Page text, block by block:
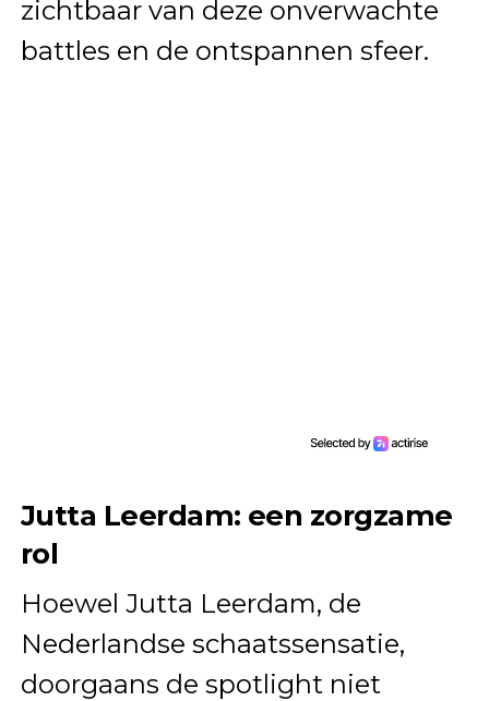
zichtbaar van deze onverwachte
battles en de ontspannen sfeer.
Jutta Leerdam: een zorgzame
rol
Hoewel Jutta Leerdam, de
Nederlandse schaatssensatie,
doorgaans de spotlight niet